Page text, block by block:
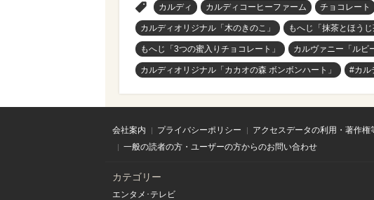
カルディ カルディコーヒーファーム チョコレート
カルディオリジナル「木のきのこ」 もへじ「抹茶とほうじ
もへじ「3つの蜜入りチョコレート」 カルヴァニー「ルビ
カルディオリジナル「カカオの森 ボンボンハート」 #カル
会社案内 プライバシーポリシー アクセスデータの利用・著作権
一般の読者の方・ユーザーの方からのお問い合わせ
カテゴリー
エンタメ･テレビ